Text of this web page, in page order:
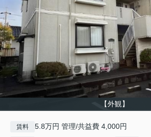
【外観】
賃料 5.8万円 管理/共益費 4,000円